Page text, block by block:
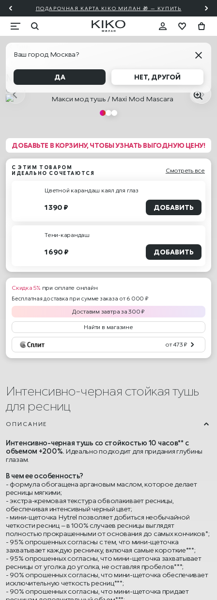
ПОДАРОЧНАЯ КАРТА KIKO МИЛАН 🎁 — КУПИТЬ
Ваш город Москва?
ДА НЕТ, ДРУГОЙ
Макси мод тушь / Maxi Mod Mascara
Объем
ДОБАВЬТЕ В КОРЗИНУ, ЧТОБЫ УЗНАТЬ ВЫГОДНУЮ ЦЕНУ!
С ЭТИМ ТОВАРОМ
ИДЕАЛЬНО СОЧЕТАЮТСЯ
Смотреть все
Цветной карандаш каял для глаз
1 390 ₽ ДОБАВИТЬ
Тени-карандаш
1 690 ₽ ДОБАВИТЬ
Скидка 5% при оплате онлайн
Бесплатная доставка при сумме заказа от 6 000 ₽
Доставим завтра за300 ₽
Найти в магазине
от 473 ₽
Интенсивно-черная стойкая тушь
для ресниц
ОПИСАНИЕ
Интенсивно-черная тушь со стойкостью 10 часов** с
объемом +200%. Идеально подходит для придания глубины
глазам.
В чем ее особенность?
- формула обогащена аргановым маслом, которое делает
ресницы мягкими;
- экстра-кремовая текстура обволакивает ресницы,
обеспечивая интенсивный черный цвет;
- мини-щеточка Hytrel позволяет добиться необычайной
четкости ресниц – в 100% случаев ресницы выглядят
полностью прокрашенными от основания до самых кончиков*;
- 95% опрошенных согласны с тем, что мини-щеточка
захватывает каждую ресничку, включая самые короткие***;
- 95% опрошенных согласны, что мини-щеточка захватывает
ресницы от уголка до уголка, не оставляя пробелов***;
- 90% опрошенных согласны, что мини-щеточка обеспечивает
исключительную четкость ресниц***;
- 90% опрошенных согласны, что мини-щеточка придает